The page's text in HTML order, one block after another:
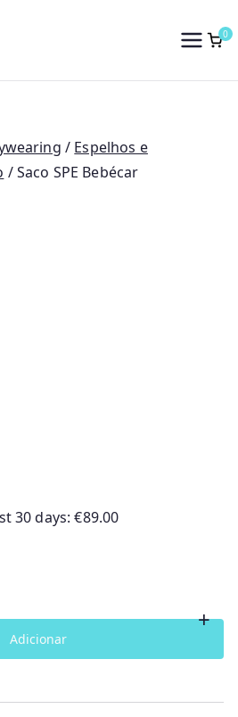
Baby
0
/ Espelhos e
/ Saco SPE Bebécar
30 days:€89.00
+
Adicionar